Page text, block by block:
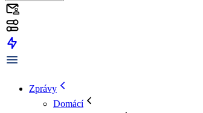
Zprávy
Domácí